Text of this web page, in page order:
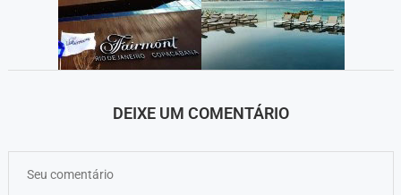
DEIXE UM COMENTÁRIO